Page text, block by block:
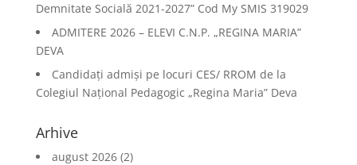
Demnitate Socială 2021-2027” Cod My SMIS 319029
ADMITERE 2026 – ELEVI C.N.P. „REGINA MARIA”
DEVA
Candidați admiși pe locuri CES/ RROM de la
Colegiul Național Pedagogic „Regina Maria” Deva
Arhive
august 2026(2)